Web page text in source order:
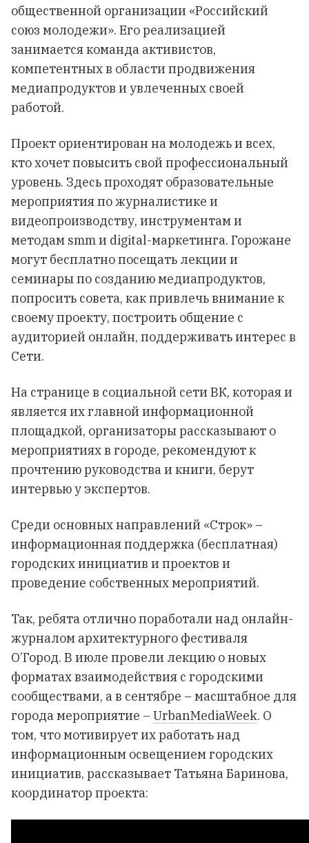
общественной организации «Российский
союз молодежи». Его реализацией
занимается команда активистов,
компетентных в области продвижения
медиапродуктов и увлеченных своей
работой.
Проект ориентирован на молодежь и всех,
кто хочет повысить свой профессиональный
уровень. Здесь проходят образовательные
мероприятия по журналистике и
видеопроизводству, инструментам и
методам smm и digital-маркетинга. Горожане
могут бесплатно посещать лекции и
семинары по созданию медиапродуктов,
попросить совета, как привлечь внимание к
своему проекту, построить общение с
аудиторией онлайн, поддерживать интерес в
Сети.
На странице в социальной сети ВК, которая и
является их главной информационной
площадкой, организаторы рассказывают о
мероприятиях в городе, рекомендуют к
прочтению руководства и книги, берут
интервью у экспертов.
Среди основных направлений «Строк» –
информационная поддержка (бесплатная)
городских инициатив и проектов и
проведение собственных мероприятий.
Так, ребята отлично поработали над онлайн-
журналом архитектурного фестиваля
О’Город. В июле провели лекцию о новых
форматах взаимодействия с городскими
сообществами, а в сентябре – масштабное для
города мероприятие – UrbanMediaWeek. О
том, что мотивирует их работать над
информационным освещением городских
инициатив, рассказывает Татьяна Баринова,
координатор проекта: